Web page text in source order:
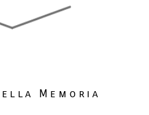
Memoria